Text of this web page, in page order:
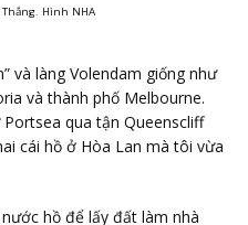
Hình NHA
và làng Volendam giống như
và thành phố Melbourne.
qua tận Queenscliff
cái hồ ở Hòa Lan mà tôi vừa
hồ để lấy đất làm nhà